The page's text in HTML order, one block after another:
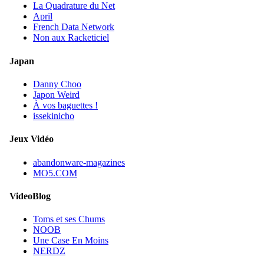
La Quadrature du Net
April
French Data Network
Non aux Racketiciel
Japan
Danny Choo
Japon Weird
À vos baguettes !
issekinicho
Jeux Vidéo
abandonware-magazines
MO5.COM
VideoBlog
Toms et ses Chums
NOOB
Une Case En Moins
NERDZ